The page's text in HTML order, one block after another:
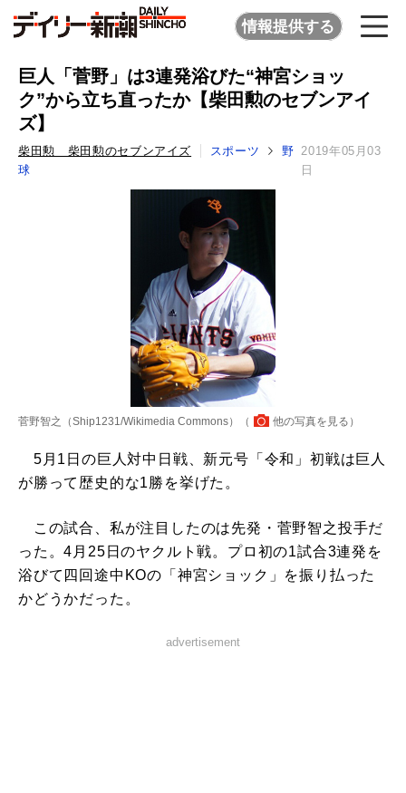
情報提供する
巨人「菅野」は3連発浴びた“神宮ショッ
ク”から立ち直ったか【柴田勲のセブンアイ
ズ】
柴田勲 柴田勲のセブンアイズ スポーツ
野
球
2019年05月03
日
菅野智之（Ship1231/Wikimedia Commons）（ 他の写真を見る ）
5月1日の巨人対中日戦、新元号「令和」初戦は巨人
が勝って歴史的な1勝を挙げた。
この試合、私が注目したのは先発・菅野智之投手だ
った。4月25日のヤクルト戦。プロ初の1試合3連発を
浴びて四回途中KOの「神宮ショック」を振り払った
かどうかだった。
advertisement